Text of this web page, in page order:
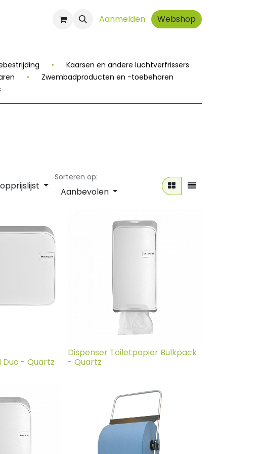
Aanmelden Webshop
•
Kaarsen en andere luchtverfrissers
•
Zwembadproducten en -toebehoren
Sorteren op:
Aanbevolen
Duo - Quartz
Dispenser Toiletpapier Bulkpack
- Quartz